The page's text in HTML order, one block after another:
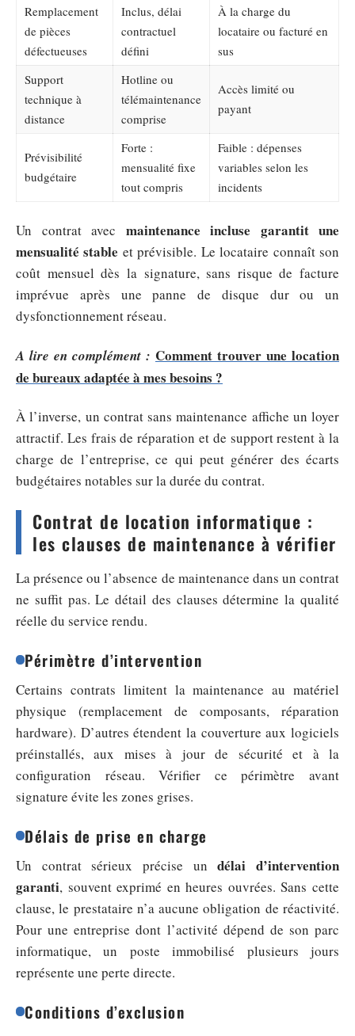
Remplacement
de pièces
défectueuses
Inclus, délai
contractuel
défini
À la charge du
locataire ou facturé en
sus
Support
technique à
distance
Hotline ou
télémaintenance
comprise
Accès limité ou
payant
Prévisibilité
budgétaire
Forte :
mensualité fixe
tout compris
Faible : dépenses
variables selon les
incidents
Un contrat avec maintenance incluse garantit une
mensualité stable et prévisible. Le locataire connaît son
coût mensuel dès la signature, sans risque de facture
imprévue après une panne de disque dur ou un
dysfonctionnement réseau.
A lire en complément : Comment trouver une location
de bureaux adaptée à mes besoins ?
À l’inverse, un contrat sans maintenance affiche un loyer
attractif. Les frais de réparation et de support restent à la
charge de l’entreprise, ce qui peut générer des écarts
budgétaires notables sur la durée du contrat.
Contrat de location informatique :
les clauses de maintenance à vérifier
La présence ou l’absence de maintenance dans un contrat
ne suffit pas. Le détail des clauses détermine la qualité
réelle du service rendu.
Périmètre d’intervention
Certains contrats limitent la maintenance au matériel
physique (remplacement de composants, réparation
hardware). D’autres étendent la couverture aux logiciels
préinstallés, aux mises à jour de sécurité et à la
configuration réseau. Vérifier ce périmètre avant
signature évite les zones grises.
Délais de prise en charge
Un contrat sérieux précise undélai d’intervention
garanti, souvent exprimé en heures ouvrées. Sans cette
clause, le prestataire n’a aucune obligation de réactivité.
Pour une entreprise dont l’activité dépend de son parc
informatique, un poste immobilisé plusieurs jours
représente une perte directe.
Conditions d’exclusion